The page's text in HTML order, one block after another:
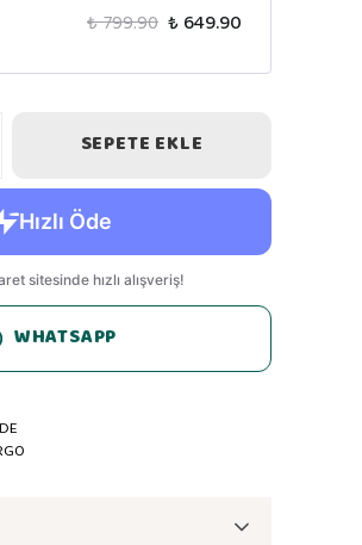
₺ 799.90 ₺ 649.90
SEPETE EKLE
WHATSAPP